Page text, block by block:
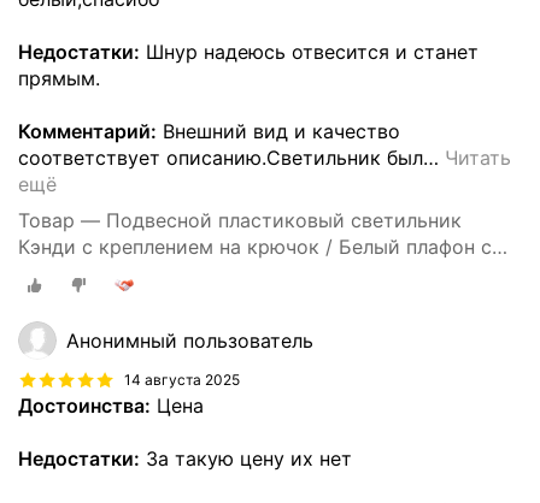
Недостатки: Шнур надеюсь отвесится и станет
прямым.
Комментарий: Внешний вид и качество
соответствует описанию.Светильник был… Читать
ещё
Товар — Подвесной пластиковый светильник
Кэнди с креплением на крючок / Белый плафон с
белым шнуром 80 см и направлением света вниз /
Люстра подвесная с цоколем Е27 / 60Вт / IP20 /
220В / 290х170 мм, без ламп, НСБ 21-60-202
Анонимный пользователь
14 августа 2025
Достоинства: Цена
Недостатки: За такую цену их нет